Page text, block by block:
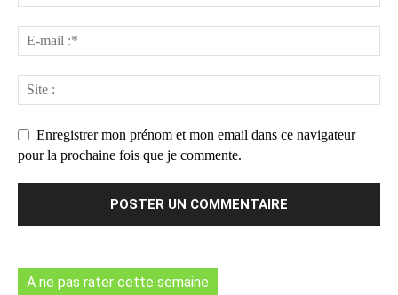
Enregistrer mon prénom et mon email dans ce navigateur
pour la prochaine fois que je commente.
A ne pas rater cette semaine